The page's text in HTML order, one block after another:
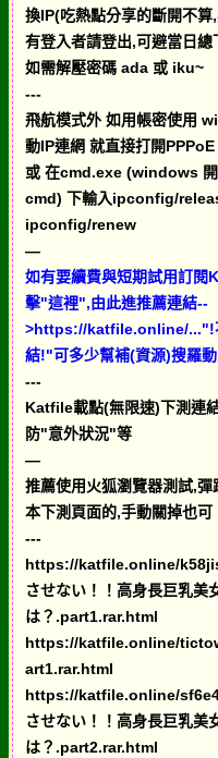
換IP(吃熱點分享的斷開不
有登入者請登出,可避當日總
如需解壓密碼 ada 或 iku~
---
飛航模式外 如用帳密使用
動IP連網 就直接打開PPPoE
或 在cmd.exe (windows 開
cmd) 下輸入ipconfig/
ipconfig/renew
—
如有要續費與短期試用訂閱
擊"這裡",由此進推薦連結--
>https://katfile.online/..."!
結!"可多少幫補(資源)搜羅
---
Katfile載點(無限速)下測連
防"意外狀況"等
—
推薦使用火狐瀏覽器測試,
本下測頁面的,手動關掉也可
---
https://katfile.online/
させない！！高身長巨乳美
は？.part1.rar.html
https://katfile.online/
art1.rar.html
https://katfile.online/
させない！！高身長巨乳美
は？.part2.rar.html